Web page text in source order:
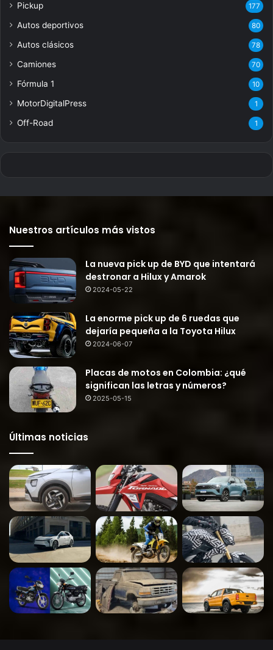
Pickup 177
Autos deportivos 80
Autos clásicos 78
Camiones 70
Fórmula 1 10
MotorDigitalPress 1
Off-Road 1
Nuestros artículos más vistos
La nueva pick up de BYD que intentará
destronar a Hilux y Amarok
2024-05-22
La enorme pick up de 6 ruedas que
dejaría pequeña a la Toyota Hilux
2024-06-07
Placas de motos en Colombia: ¿qué
significan las letras y números?
2025-05-15
Últimas noticias